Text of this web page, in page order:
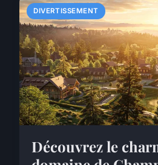
DIVERTISSEMENT
Découvrez le